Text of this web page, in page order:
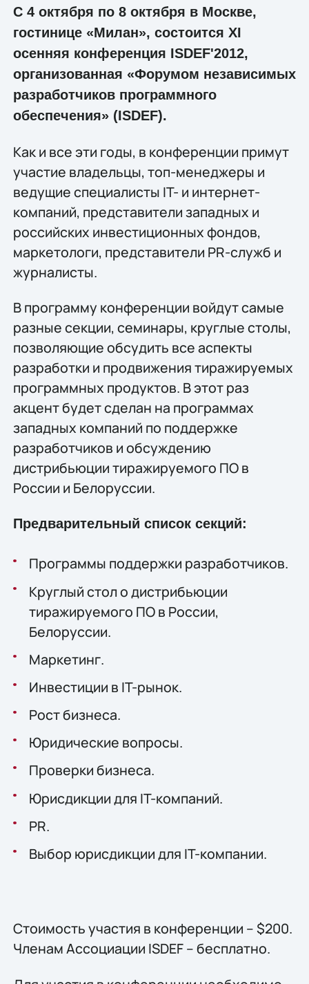
С 4 октября по 8 октября в Москве,
гостинице «Милан», состоится XI
осенняя конференция ISDEF'2012,
организованная «Форумом независимых
разработчиков программного
обеспечения» (ISDEF).
Как и все эти годы, в конференции примут
участие владельцы, топ-менеджеры и
ведущие специалисты IT- и интернет-
компаний, представители западных и
российских инвестиционных фондов,
маркетологи, представители PR-служб и
журналисты.
В программу конференции войдут самые
разные секции, семинары, круглые столы,
позволяющие обсудить все аспекты
разработки и продвижения тиражируемых
программных продуктов. В этот раз
акцент будет сделан на программах
западных компаний по поддержке
разработчиков и обсуждению
дистрибьюции тиражируемого ПО в
России и Белоруссии.
Предварительный список секций:
Программы поддержки разработчиков.
Круглый стол о дистрибьюции
тиражируемого ПО в России,
Белоруссии.
Маркетинг.
Инвестиции в IT-рынок.
Рост бизнеса.
Юридические вопросы.
Проверки бизнеса.
Юрисдикции для IT-компаний.
PR.
Выбор юрисдикции для IT-компании.
Стоимость участия в конференции – $200.
Членам Ассоциации ISDEF – бесплатно.